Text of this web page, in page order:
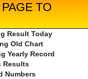
TO
Result Today
Old Chart
Yearly Record
Results
Numbers